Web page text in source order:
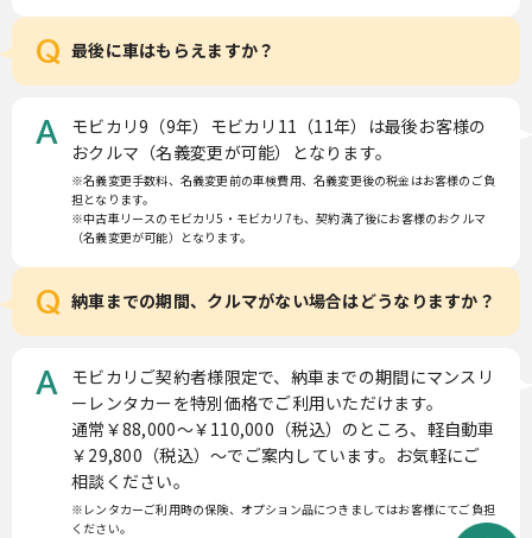
Q 最後に車はもらえますか？
A
モビカリ9（9年）モビカリ11（11年）は最後お客様の
おクルマ（名義変更が可能）となります。
※名義変更手数料、名義変更前の車検費用、名義変更後の税金はお客様のご負
担となります。
※中古車リースのモビカリ5・モビカリ7も、契約満了後にお客様のおクルマ
（名義変更が可能）となります。
Q 納車までの期間、クルマがない場合はどうなりますか？
A
モビカリご契約者様限定で、納車までの期間にマンスリ
ーレンタカーを特別価格でご利用いただけます。
通常￥88,000〜￥110,000（税込）のところ、軽自動車
￥29,800（税込）〜でご案内しています。お気軽にご
相談ください。
※レンタカーご利用時の保険、オプション品につきましてはお客様にてご負担
ください。